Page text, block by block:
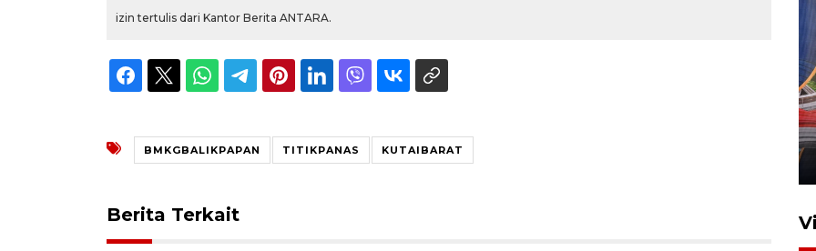
izin tertulis dari Kantor Berita ANTARA.
BMKGBALIKPAPAN TITIKPANAS KUTAIBARAT
Berita Terkait